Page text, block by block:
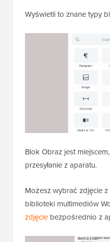
Wyświetli to znane typy
Blok Obraz jest
przesyłanie z aparatu.
Możesz wybrać zdjęcie
biblioteki multimediów
zdjęcie bezpośrednio z